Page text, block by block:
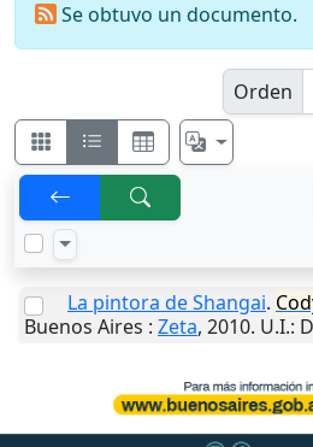
Se obtuvo un documento.
Orden
La pintora de Shangai.
Buenos Aires : Zeta, 2010. U.I.: